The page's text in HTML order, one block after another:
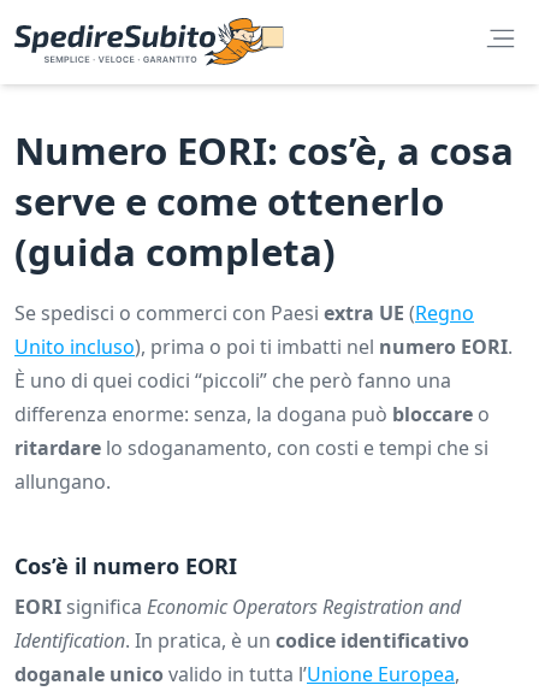
Numero EORI: cos’è, a cosa
serve e come ottenerlo
(guida completa)
Se spedisci o commerci con Paesi extra UE (Regno
Unito incluso), prima o poi ti imbatti nel numero EORI.
È uno di quei codici “piccoli” che però fanno una
differenza enorme: senza, la dogana può bloccare o
ritardare lo sdoganamento, con costi e tempi che si
allungano.
Cos’è il numero EORI
EORI significa Economic Operators Registration and
Identification. In pratica, è un codice identificativo
doganale unicovalido in tutta l’Unione Europea,